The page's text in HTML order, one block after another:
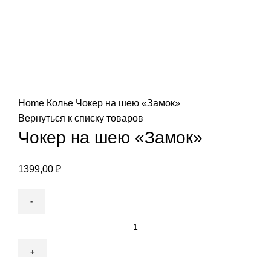
Home Колье Чокер на шею «Замок»
Вернуться к списку товаров
Чокер на шею «Замок»
1399,00 ₽
шею